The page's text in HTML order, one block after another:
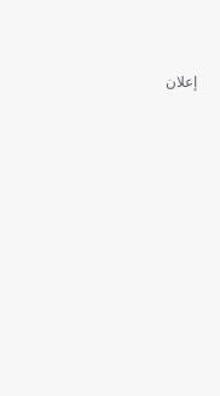
إعلان